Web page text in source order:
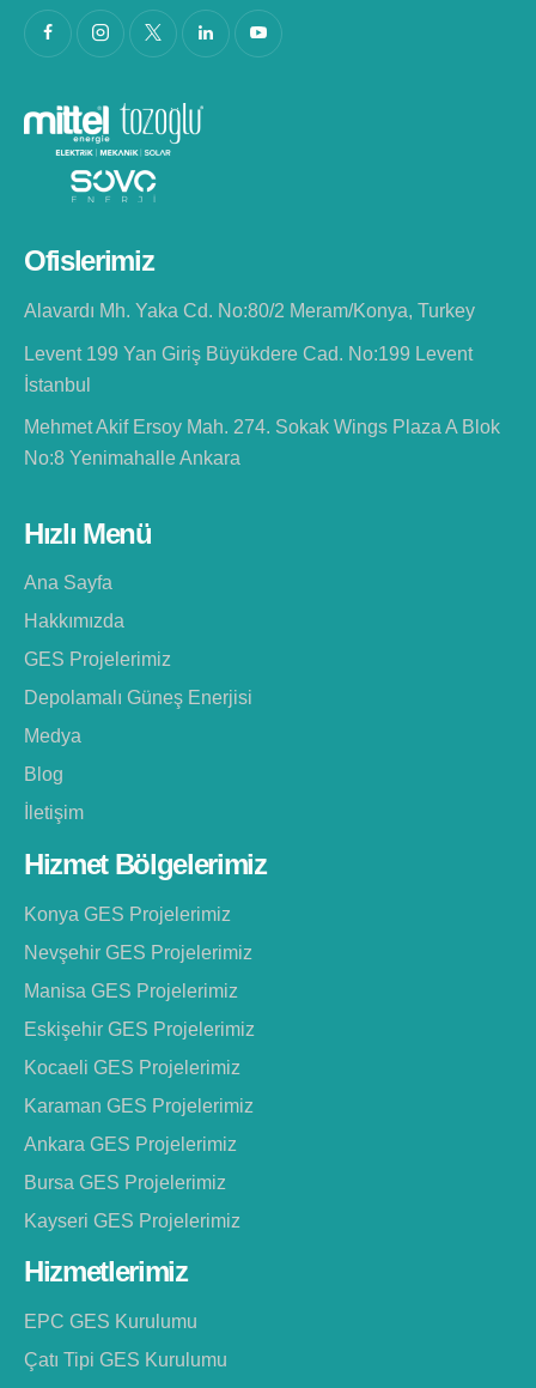
Ofislerimiz
Alavardı Mh. Yaka Cd. No:80/2 Meram/Konya, Turkey
Levent 199 Yan Giriş Büyükdere Cad. No:199 Levent
İstanbul
Mehmet Akif Ersoy Mah. 274. Sokak Wings Plaza A Blok
No:8 Yenimahalle Ankara
Hızlı Menü
Ana Sayfa
Hakkımızda
GES Projelerimiz
Depolamalı Güneş Enerjisi
Medya
Blog
İletişim
Hizmet Bölgelerimiz
Konya GES Projelerimiz
Nevşehir GES Projelerimiz
Manisa GES Projelerimiz
Eskişehir GES Projelerimiz
Kocaeli GES Projelerimiz
Karaman GES Projelerimiz
Ankara GES Projelerimiz
Bursa GES Projelerimiz
Kayseri GES Projelerimiz
Hizmetlerimiz
EPC GES Kurulumu
Çatı Tipi GES Kurulumu